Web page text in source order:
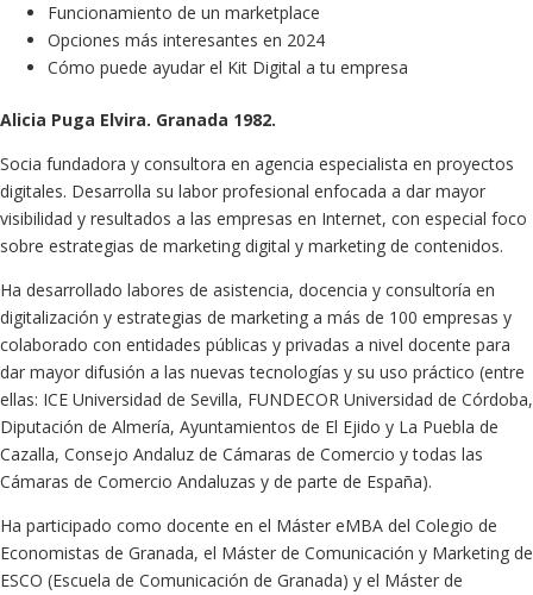
Funcionamiento de un marketplace
Opciones más interesantes en 2024
Cómo puede ayudar el Kit Digital a tu empresa
Alicia Puga Elvira. Granada 1982.
Socia fundadora y consultora en agencia especialista en proyectos
digitales. Desarrolla su labor profesional enfocada a dar mayor
visibilidad y resultados a las empresas en Internet, con especial foco
sobre estrategias de marketing digital y marketing de contenidos.
Ha desarrollado labores de asistencia, docencia y consultoría en
digitalización y estrategias de marketing a más de 100 empresas y
colaborado con entidades públicas y privadas a nivel docente para
dar mayor difusión a las nuevas tecnologías y su uso práctico (entre
ellas: ICE Universidad de Sevilla, FUNDECOR Universidad de Córdoba,
Diputación de Almería, Ayuntamientos de El Ejido y La Puebla de
Cazalla, Consejo Andaluz de Cámaras de Comercio y todas las
Cámaras de Comercio Andaluzas y de parte de España).
Ha participado como docente en el Máster eMBA del Colegio de
Economistas de Granada, el Máster de Comunicación y Marketing de
ESCO (Escuela de Comunicación de Granada) y el Máster de